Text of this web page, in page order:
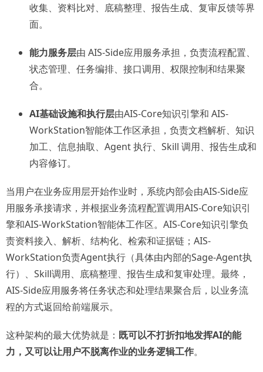
收集、资料比对、底稿整理、报告生成、复审反馈等界
面。
能力服务层由 AIS-Side应用服务承担，负责流程配置、
状态管理、任务编排、接口调用、权限控制和结果聚
合。
AI基础设施和执行层由AIS-Core知识引擎和 AIS-
WorkStation智能体工作区承担，负责文档解析、知识
加工、信息抽取、Agent 执行、Skill 调用、报告生成和
内容修订。
当用户在业务应用层开始作业时，系统内部会由AIS-Side应
用服务承接请求，并根据业务流程配置调用AIS-Core知识引
擎和AIS-WorkStation智能体工作区。AIS-Core知识引擎负
责资料接入、解析、结构化、检索和证据链；AIS-
WorkStation负责Agent执行（具体由内部的Sage-Agent执
行）、Skill调用、底稿整理、报告生成和复审处理。最终，
AIS-Side应用服务将任务状态和处理结果聚合后，以业务流
程的方式返回给前端展示。
这种架构的最大优势就是： 既可以不打折扣地发挥AI的能
力，又可以让用户不脱离作业的业务逻辑工作。